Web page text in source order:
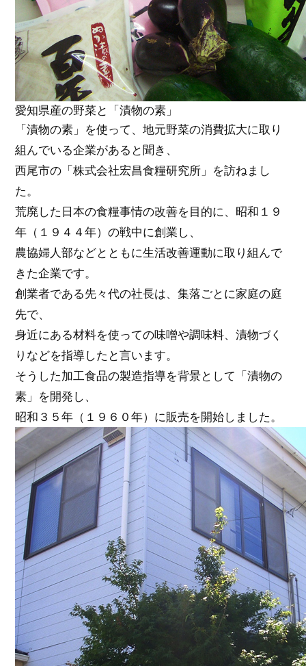
愛知県産の野菜と「漬物の素」
「漬物の素」を使って、地元野菜の消費拡大に取り
組んでいる企業があると聞き、
西尾市の「株式会社宏昌食糧研究所」を訪ねまし
た。
荒廃した日本の食糧事情の改善を目的に、昭和１９
年（１９４４年）の戦中に創業し、
農協婦人部などとともに生活改善運動に取り組んで
きた企業です。
創業者である先々代の社長は、集落ごとに家庭の庭
先で、
身近にある材料を使っての味噌や調味料、漬物づく
りなどを指導したと言います。
そうした加工食品の製造指導を背景として「漬物の
素」を開発し、
昭和３５年（１９６０年）に販売を開始しました。